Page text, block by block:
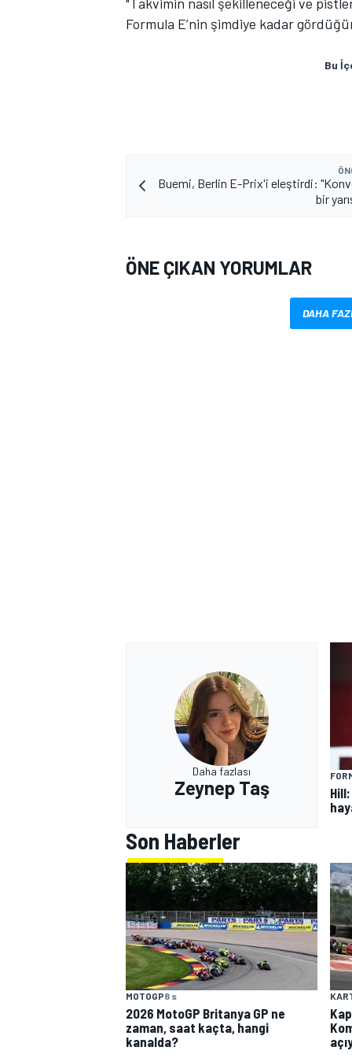
Formula E’nin şimdiye kadar
Bu
Buemi, Berlin E-Prix'i eleştirdi:
bir
ÖNE ÇIKAN YORUMLAR
DAHA
Daha fazlası
Zeynep Taş
Son Haberler
MOTOGP8 s
2026 MotoGP Britanya GP ne
zaman, saat kaçta, hangi
kanalda?